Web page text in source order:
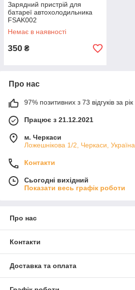
Зарядний пристрій для
батареї автохолодильника
FSAK002
Немає в наявності
350 ₴
Про нас
97% позитивних з 73 відгуків за рік
Працює з 21.12.2021
м. Черкаси
Ложешнікова 1/2, Черкаси, Україна
Контакти
Сьогодні вихідний
Показати весь графік роботи
Про нас
Контакти
Доставка та оплата